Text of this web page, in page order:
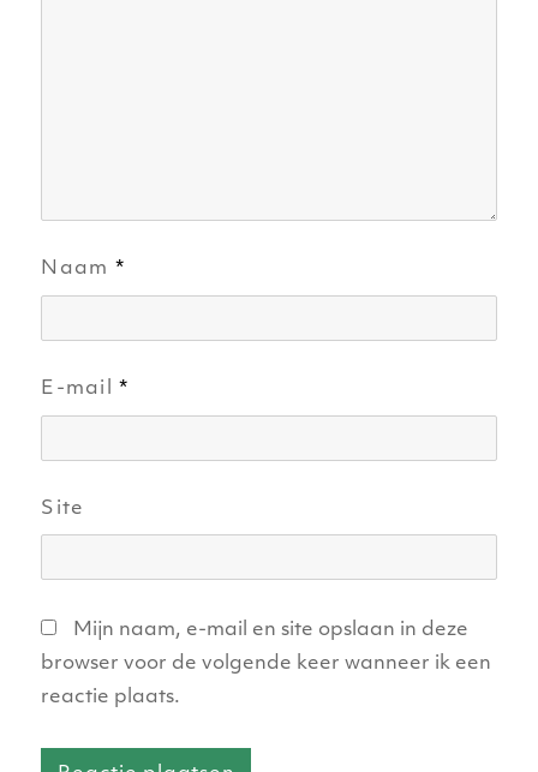
Naam *
E-mail*
Site
Mijn naam, e-mail en site opslaan in deze
browser voor de volgende keer wanneer ik een
reactie plaats.